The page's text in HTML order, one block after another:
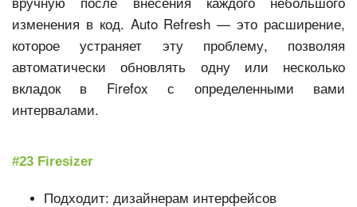
изменения в код. Auto Refresh — это расширение,
которое устраняет эту проблему, позволяя
автоматически обновлять одну или несколько
вкладок в Firefox с определенными вами
интервалами.
#23 Firesizer
Подходит: дизайнерам интерфейсов